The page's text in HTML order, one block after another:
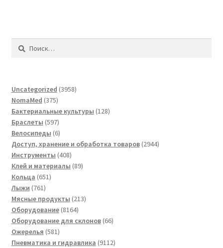
Найти:
Uncategorized 39583958
NomaMed 375375
товаров
Бактериальные культуры 128128
Браслеты 597597
товаров
Велосипеды 66
товаров
Доступ, хранение и обработка товаров 29442944
Инструменты 408408
товаров
Клей и материалы 8989
Кольца 651651
Лыжи 761761
товар
Мясные продукты 213213
Оборудование 81648164
товара
Оборудование для склонов 6666
Ожерелья 581581
товар
Пневматика и гидравлика 91129112